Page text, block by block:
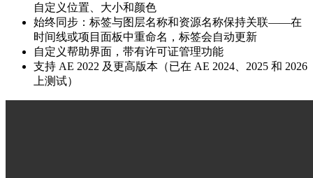
自定义位置、大小和颜色
始终同步：标签与图层名称和资源名称保持关联——在
时间线或项目面板中重命名，标签会自动更新
自定义帮助界面，带有许可证管理功能
支持 AE 2022 及更高版本（已在 AE 2024、2025 和 2026
上测试）